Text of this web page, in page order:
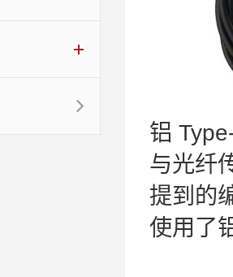
铝
与光纤
提到的
使用了